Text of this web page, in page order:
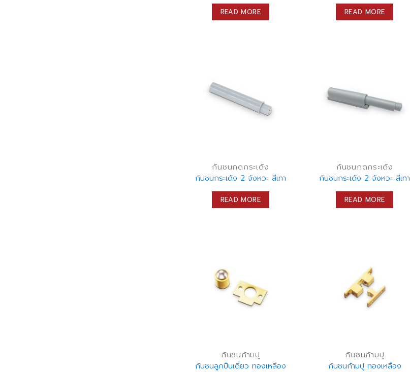
READ MORE READ MORE
กันชนกดกระเด้ง
กันชนกระเด้ง 2 จังหวะ สีเทา
READ MORE
กันชนกดกระเด้ง
กันชนกระเด้ง 2 จังหวะ สีเทา
READ MORE
กันชนก้ามปู
กันชนลูกปืนเดี่ยว ทองเหลือง
กันชนก้ามปู
กันชนก้ามปู ทองเหลือง